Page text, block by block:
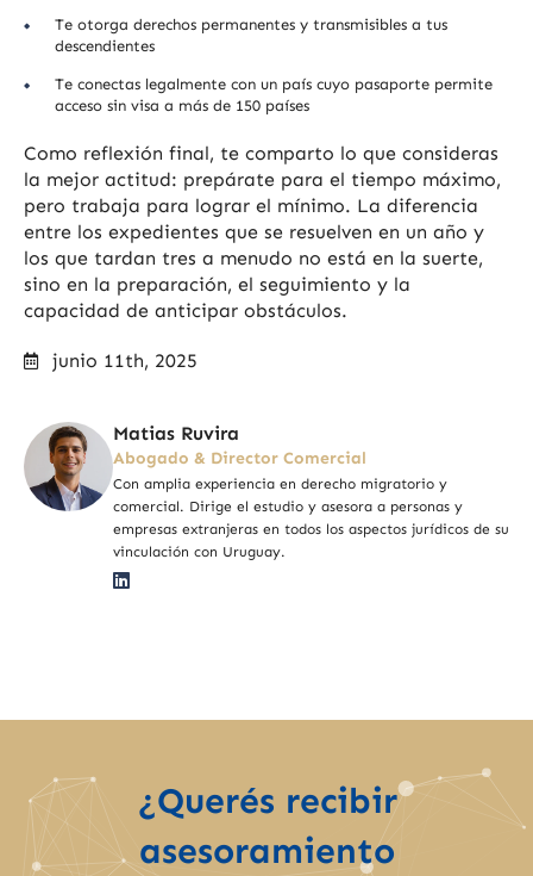
Te otorga derechos permanentes y transmisibles a tus
descendientes
Te conectas legalmente con un país cuyo pasaporte permite
acceso sin visa a más de 150 países
Como reflexión final, te comparto lo que consideras
la mejor actitud: prepárate para el tiempo máximo,
pero trabaja para lograr el mínimo. La diferencia
entre los expedientes que se resuelven en un año y
los que tardan tres a menudo no está en la suerte,
sino en la preparación, el seguimiento y la
capacidad de anticipar obstáculos.
junio 11th, 2025
Matias Ruvira
Abogado & Director Comercial
Con amplia experiencia en derecho migratorio y
comercial. Dirige el estudio y asesora a personas y
empresas extranjeras en todos los aspectos jurídicos de su
vinculación con Uruguay.
¿Querés recibir
asesoramiento